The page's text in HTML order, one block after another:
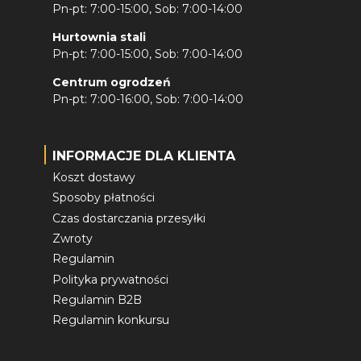
Pn-pt: 7:00-15:00, Sob: 7:00-14:00
Hurtownia stali
Pn-pt: 7:00-15:00, Sob: 7:00-14:00
Centrum ogrodzeń
Pn-pt: 7:00-16:00, Sob: 7:00-14:00
INFORMACJE DLA KLIENTA
Koszt dostawy
Sposoby płatności
Czas dostarczania przesyłki
Zwroty
Regulamin
Polityka prywatności
Regulamin B2B
Regulamin konkursu